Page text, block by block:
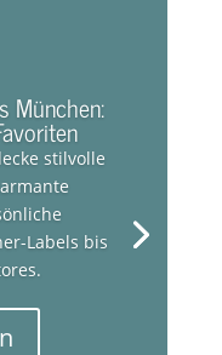
München:
stilvolle
Labels bis